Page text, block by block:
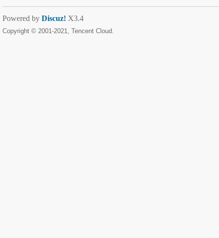
Powered by Discuz! X3.4
Copyright © 2001-2021, Tencent Cloud.